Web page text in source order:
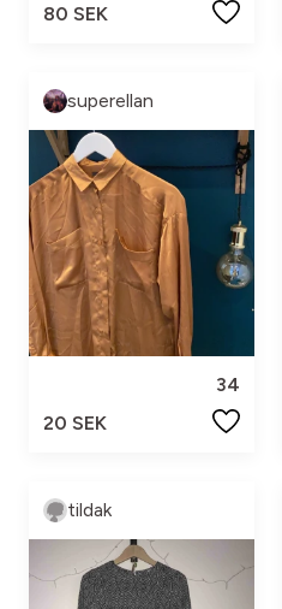
80 SEK
superellan
34
20 SEK
tildak